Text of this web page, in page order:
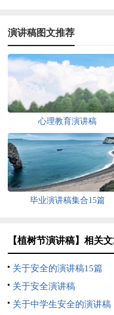
演讲稿图文推荐
心理教育演讲稿
毕业演讲稿集合15篇
【植树节演讲稿】相关文
关于安全的演讲稿15篇
关于安全演讲稿
关于中学生安全的演讲稿